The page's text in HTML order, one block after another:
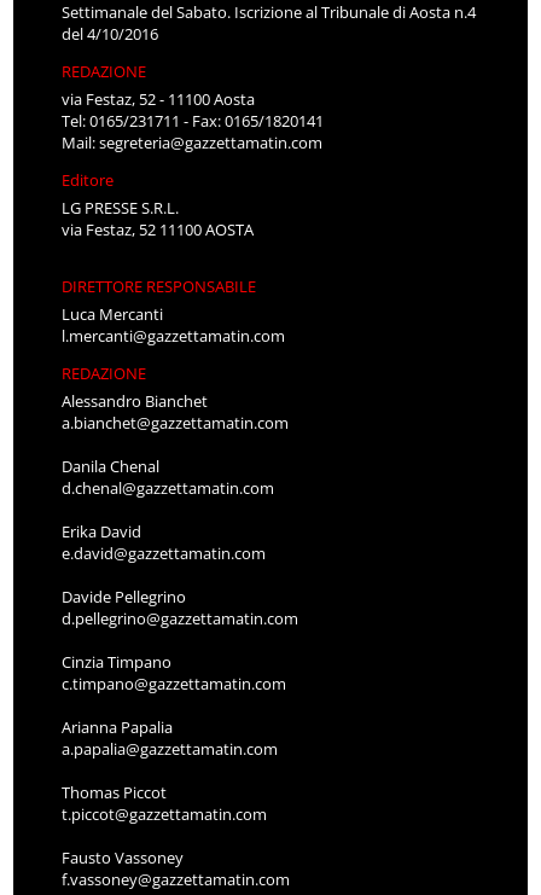
Settimanale del Sabato. Iscrizione al Tribunale di Aosta n.4
del 4/10/2016
REDAZIONE
via Festaz, 52 - 11100 Aosta
Tel: 0165/231711 - Fax: 0165/1820141
Mail:segreteria@gazzettamatin.com
Editore
LG PRESSE S.R.L.
via Festaz, 52 11100 AOSTA
DIRETTORE RESPONSABILE
Luca Mercanti
l.mercanti@gazzettamatin.com
REDAZIONE
Alessandro Bianchet
a.bianchet@gazzettamatin.com
Danila Chenal
d.chenal@gazzettamatin.com
Erika David
e.david@gazzettamatin.com
Davide Pellegrino
d.pellegrino@gazzettamatin.com
Cinzia Timpano
c.timpano@gazzettamatin.com
Arianna Papalia
a.papalia@gazzettamatin.com
Thomas Piccot
t.piccot@gazzettamatin.com
Fausto Vassoney
f.vassoney@gazzettamatin.com